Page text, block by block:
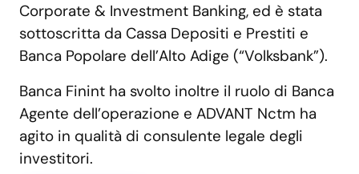
Corporate & Investment Banking, ed è stata
sottoscritta da Cassa Depositi e Prestiti e
Banca Popolare dell’Alto Adige (“Volksbank”).
Banca Finint ha svolto inoltre il ruolo di Banca
Agente dell’operazione e ADVANT Nctm ha
agito in qualità di consulente legale degli
investitori.